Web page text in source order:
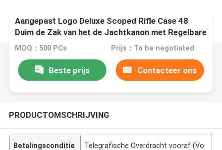
Aangepast Logo Deluxe Scoped Rifle Case 48
Duim de Zak van het de Jachtkanon met Regelbare
Schouderriem
MOQ：500 PCs Prijs：To be negotiated
Beste prijs Contacteer ons
PRODUCTOMSCHRIJVING
Betalingsconditie
Telegrafische Overdracht vooraf (Vo